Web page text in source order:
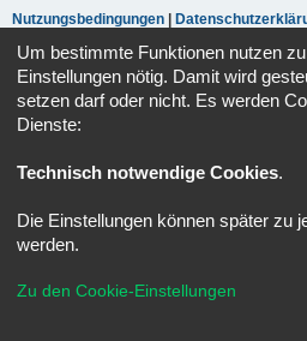
Nutzungsbedingungen
Registrieren
Powered byphpBB ® Forum
Datenschutz|
Um bestimmte Funktionen nutzen
Einstellungen nötig. Damit wird
setzen darf oder nicht. Es werden
Dienste:
Technisch notwendige Cookies.
Die Einstellungen können später zu
werden.
Zu den Cookie-Einstellungen